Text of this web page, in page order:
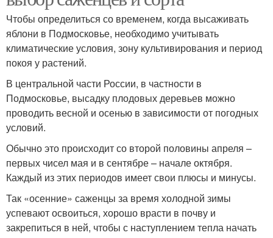
Чтобы определиться со временем, когда высаживать
яблони в Подмосковье, необходимо учитывать
климатические условия, зону культивирования и период
покоя у растений.
В центральной части России, в частности в
Подмосковье, высадку плодовых деревьев можно
проводить весной и осенью в зависимости от погодных
условий.
Обычно это происходит со второй половины апреля –
первых чисел мая и в сентябре – начале октября.
Каждый из этих периодов имеет свои плюсы и минусы.
Так «осенние» саженцы за время холодной зимы
успевают освоиться, хорошо врасти в почву и
закрепиться в ней, чтобы с наступлением тепла начать